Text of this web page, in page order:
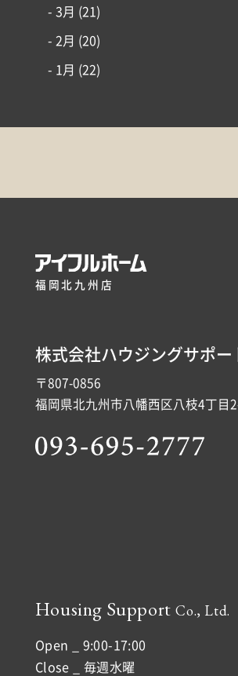
- 3月 (21)
- 2月 (20)
- 1月 (22)
福岡北九州店
株式会社ハウジングサポー
〒807-0856
福岡県北九州市八幡西区八枝4丁目
Housing SupportCo., Ltd.
Open _ 9:00-17:00
Close _ 毎週水曜